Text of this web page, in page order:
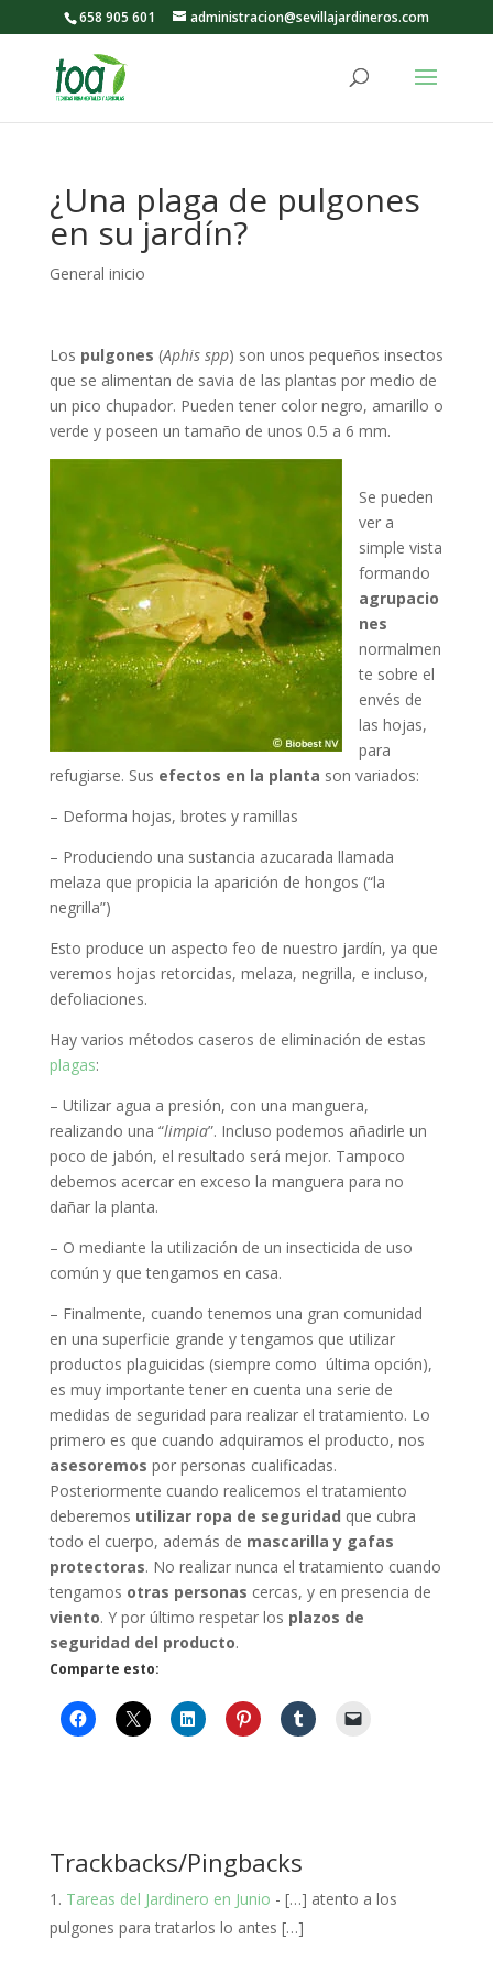
658 905 601 administracion@sevillajardineros.com
¿Una plaga de pulgones
en su jardín?
General inicio
Los pulgones (Aphis spp) son unos pequeños insectos
que se alimentan de savia de las plantas por medio de
un pico chupador. Pueden tener color negro, amarillo o
verde y poseen un tamaño de unos 0.5 a 6 mm.
Se pueden
ver a
simple vista
formando
agrupacio
nes
normalmen
te sobre el
envés de
las hojas,
para
refugiarse. Sus efectos en la planta son variados:
– Deforma hojas, brotes y ramillas
– Produciendo una sustancia azucarada llamada
melaza que propicia la aparición de hongos (“la
negrilla”)
Esto produce un aspecto feo de nuestro jardín, ya que
veremos hojas retorcidas, melaza, negrilla, e incluso,
defoliaciones.
Hay varios métodos caseros de eliminación de estas
plagas:
– Utilizar agua a presión, con una manguera,
realizando una “limpia”. Incluso podemos añadirle un
poco de jabón, el resultado será mejor. Tampoco
debemos acercar en exceso la manguera para no
dañar la planta.
– O mediante la utilización de un insecticida de uso
común y que tengamos en casa.
– Finalmente, cuando tenemos una gran comunidad
en una superficie grande y tengamos que utilizar
productos plaguicidas (siempre como última opción),
es muy importante tener en cuenta una serie de
medidas de seguridad para realizar el tratamiento. Lo
primero es que cuando adquiramos el producto, nos
asesoremos por personas cualificadas.
Posteriormente cuando realicemos el tratamiento
deberemos utilizar ropa de seguridad que cubra
todo el cuerpo, además de mascarilla y gafas
protectoras. No realizar nunca el tratamiento cuando
tengamos otras personas cercas, y en presencia de
viento. Y por último respetar los plazos de
seguridad del producto.
Comparte esto:
Trackbacks/Pingbacks
Tareas del Jardinero en Junio - […] atento a los
pulgones para tratarlos lo antes […]